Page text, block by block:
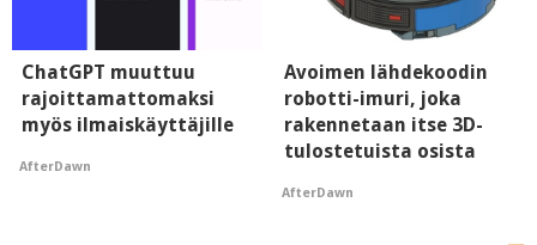
ChatGPT muuttuu
rajoittamattomaksi
myös ilmaiskäyttäjille
AfterDawn
Avoimen lähdekoodin
robotti-imuri, joka
rakennetaan itse 3D-
tulostetuista osista
AfterDawn